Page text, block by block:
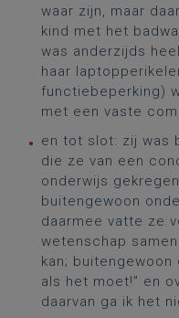
waar zijn, maar
kind met het
was anderzijds
haar
functiebeperking)
met een vaste
en tot slot: zij was
die ze van een
onderwijs
buitengewoon
daarmee vatte ze
wetenschap
kan;
als het moet!” en
daarvan ga ik het